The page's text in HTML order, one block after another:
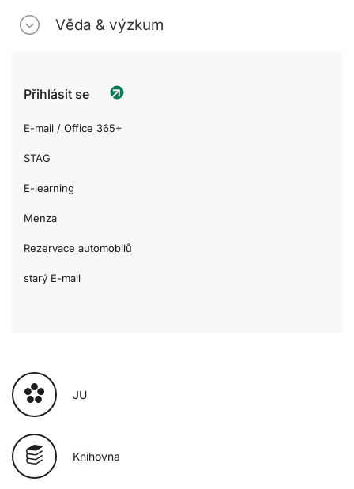
Věda & výzkum
Přihlásit se
E-mail / Office 365+
STAG
E-learning
Menza
Rezervace automobilů
starý E-mail
JU
Knihovna